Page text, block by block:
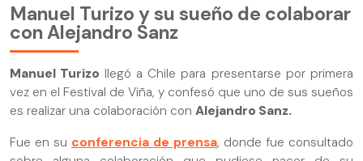
Manuel Turizo y su sueño de colaborar
con Alejandro Sanz
Manuel Turizo llegó a Chile para presentarse por primera
vez en el Festival de Viña, y confesó que uno de sus sueños
es realizar una colaboración con Alejandro Sanz.
Fue en su conferencia de prensa, donde fue consultado